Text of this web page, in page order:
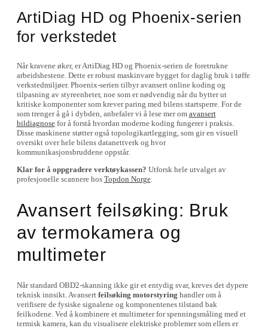
ArtiDiag HD og Phoenix-serien
for verkstedet
Når kravene øker, er ArtiDiag HD og Phoenix-serien de foretrukne
arbeidshestene. Dette er robust maskinvare bygget for daglig bruk i tøffe
verkstedmiljøer. Phoenix-serien tilbyr avansert online koding og
tilpasning av styreenheter, noe som er nødvendig når du bytter ut
kritiske komponenter som krever paring med bilens startsperre. For de
som trenger å gå i dybden, anbefaler vi å lese mer om avansert
bildiagnosefor å forstå hvordan moderne koding fungerer i praksis.
Disse maskinene støtter også topologikartlegging, som gir en visuell
oversikt over hele bilens datanettverk og hvor
kommunikasjonsbruddene oppstår.
Klar for å oppgradere verktøykassen? Utforsk hele utvalget av
profesjonelle scannere hos Topdon Norge.
Avansert feilsøking: Bruk
av termokamera og
multimeter
Når standard OBD2-skanning ikke gir et entydig svar, kreves det dypere
teknisk innsikt. Avansert feilsøking motorstyring handler om å
verifisere de fysiske signalene og komponentenes tilstand bak
feilkodene. Ved å kombinere et multimeter for spenningsmåling med et
termisk kamera, kan du visualisere elektriske problemer som ellers er